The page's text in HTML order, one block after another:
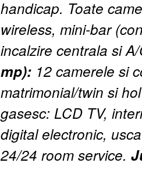
handicap. Toate
wireless, mini-bar
incalzire centrala si
mp): 12 camerele si
matrimonial/twin si
gasesc: LCD TV,
digital electronic,
24/24 room service.